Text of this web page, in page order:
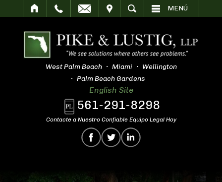
BUSCAR MENÚ
West Palm Beach Miami
Wellington
Palm Beach Gardens
English Site
561-291-8298
Contacte a Nuestro Confiable Equipo Legal Hoy